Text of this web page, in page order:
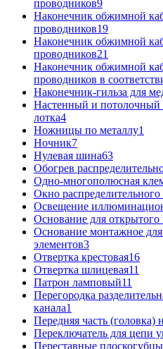
проводников9
Наконечник обжимной
проводников19
Наконечник обжимной
проводников21
Наконечник обжимной
проводников в
Наконечник-гильза для
Настенный и потолочный
лотка4
Ножницы по металлу1
Ночник7
Нулевая шина63
Обогрев
Одно-многополюсная
Окно
Освещение
Основание для открытого
Основание монтажное
элементов3
Отвертка крестовая16
Отвертка шлицевая11
Патрон ламповый11
Перегородка
канала1
Передняя часть
Переключатель для цепи
Переставные плоскогубцы